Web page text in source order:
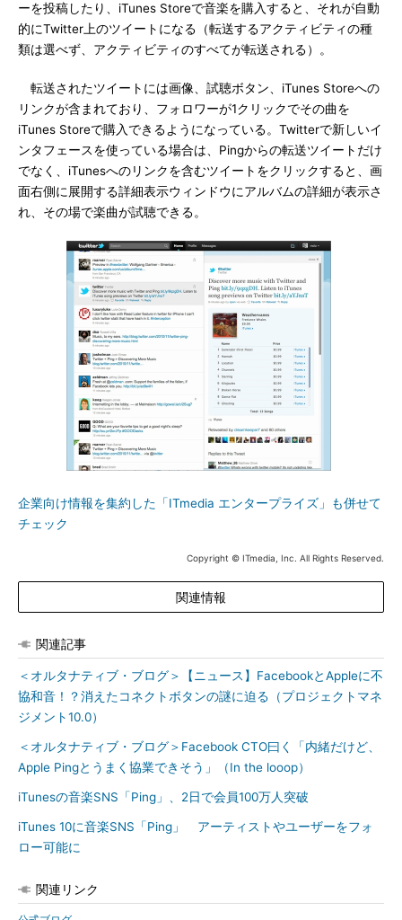
ーを投稿したり、iTunes Storeで音楽を購入すると、それが自動
的にTwitter上のツイートになる（転送するアクティビティの種
類は選べず、アクティビティのすべてが転送される）。
転送されたツイートには画像、試聴ボタン、iTunes Storeへの
リンクが含まれており、フォロワーが1クリックでその曲を
iTunes Storeで購入できるようになっている。Twitterで新しいイ
ンタフェースを使っている場合は、Pingからの転送ツイートだけ
でなく、iTunesへのリンクを含むツイートをクリックすると、画
面右側に展開する詳細表示ウィンドウにアルバムの詳細が表示さ
れ、その場で楽曲が試聴できる。
企業向け情報を集約した「ITmedia エンタープライズ」も併せて
チェック
Copyright © ITmedia, Inc. All Rights Reserved.
関連情報
関連記事
＜オルタナティブ・ブログ＞【ニュース】FacebookとAppleに不
協和音！？消えたコネクトボタンの謎に迫る（プロジェクトマネ
ジメント10.0）
＜オルタナティブ・ブログ＞Facebook CTO曰く「内緒だけど、
Apple Pingとうまく協業できそう」（In the looop）
iTunesの音楽SNS「Ping」、2日で会員100万人突破
iTunes 10に音楽SNS「Ping」 アーティストやユーザーをフォ
ロー可能に
関連リンク